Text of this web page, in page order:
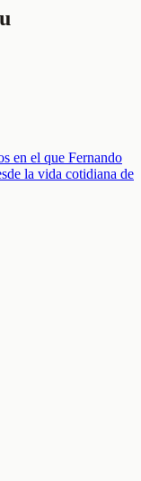
en el que Fernando
la vida cotidiana de